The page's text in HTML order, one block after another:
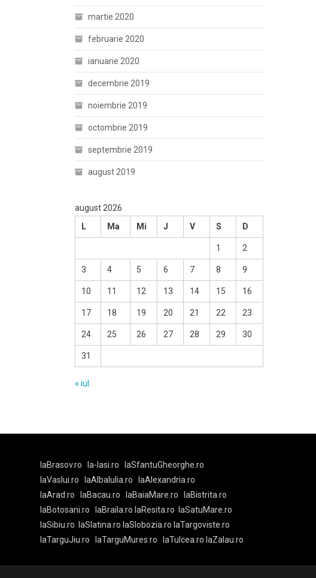
martie 2020
februarie 2020
ianuarie 2020
decembrie 2019
noiembrie 2019
octombrie 2019
septembrie 2019
august 2019
august 2026
L
Ma Mi J V S D
1 2
3 4 5 6 7 8 9
10 11 12 13 14 15 16
17 18 19 20 21 22 23
24 25 26 27 28 29 30
31
« iul.
laBrasov.ro la-Iasi.ro
laSfantuGheorghe.ro
laVaslui.ro
laAlbaIulia.ro
laAlexandria.ro
laArad.ro
laBacau.ro laBaiaMare.ro
laBistrita.ro
laBotosani.ro
laBraila.ro laResita.ro
laSatuMare.ro
laSibiu.ro
laSlatina.ro laSlobozia.ro laTargoviste.ro
laTarguJiu.ro
laTarguMures.ro laTulcea.ro laZalau.ro